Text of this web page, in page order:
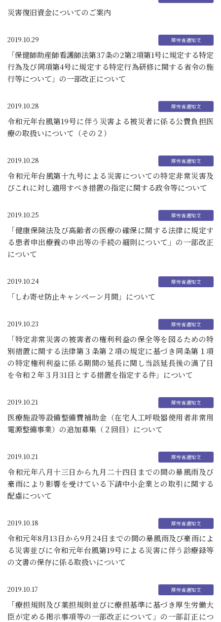
災害復旧資金についてのご案内
2019.10.29
「保健師助産師看護師法第37条の2第2項第1号に規定する特定
行為及び同項第4号に規定する特定行為研修に関する省令の施
行等について」の一部改正について
2019.10.28
令和元年台風第19号に伴う災害よる被災者に係る公費負担医
療の取扱いについて（その２）
2019.10.28
令和元年台風第十九号による災害についての特定非常災害及
びこれに対し適用すべき措置の指定に関する政令等について
2019.10.25
「健康保険法及び高齢者の医療の確保に関する法律に規定す
る患者申出療養の申出等の手続の細則について」の一部改正
について
2019.10.24
「しわ寄せ防止キャンペーン月間」について
2019.10.23
「特定非常災害の被害者の権利利益の保全等を図るための特
別措置に関する法律第３条第２項の規定に基づき同条第１項
の特定権利利益に係る期間の延長に関し当該延長後の満了日
を令和２年３月31日とする措置を指定する件」について
2019.10.21
医療施設等設備整備費補助金（在宅人工呼吸器使用者非常用
電源整備事業）の追加募集（２回目）について
2019.10.21
令和元年八月十三日から九月二十四日までの間の暴風雨及び
豪雨により影響を受けている下請中小企業との取引に関する
配慮について
2019.10.18
令和元年8月13日から9月24日までの間の暴風雨及び豪雨によ
る災害並びに令和元年台風第19号による災害に伴う診療録等
の文書の保存に係る取扱いについて
2019.10.17
「療担規則及び薬担規則並びに療担基準に基づき厚生労働大
臣が定める掲示事項等の一部改正について」の一部訂正につ